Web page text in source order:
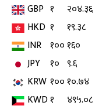
GBP १ २०४.३६
HKD १ १९.३८
INR १००१६०
JPY
१० ९.६
KRW १००१०.७४
KWD१ ४९५.०८